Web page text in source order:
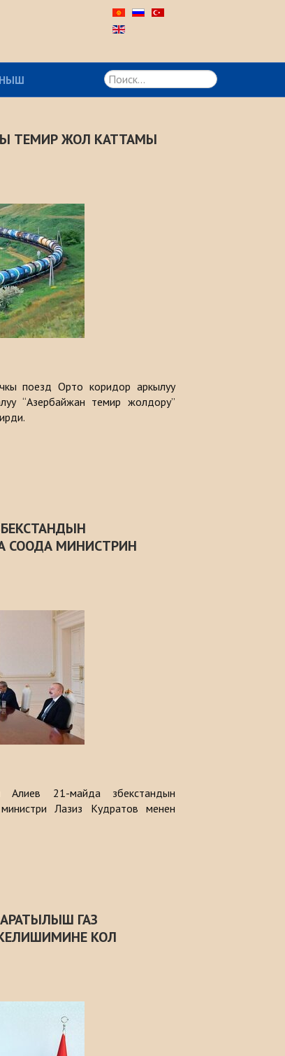
Искать...
ТЕМИР ЖОЛ КАТТАМЫ
поезд Орто коридор аркылуу
“Азербайжан темир жолдору”
СООДА МИНИСТРИН
21-майда Өзбекстандын
Лазиз Кудратов менен
ГАЗ
КОЛ